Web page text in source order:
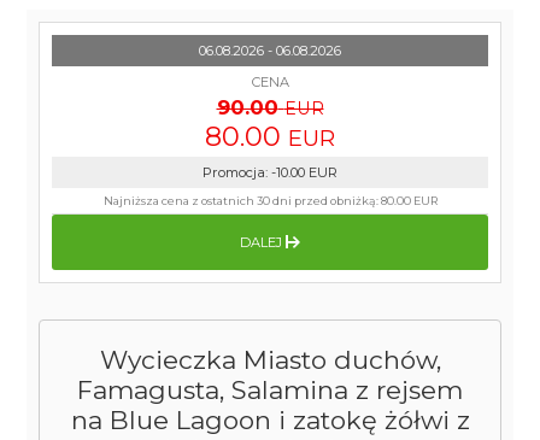
Wycieczka Miasto duchów,
Famagusta, Salamina z rejsem
na Blue Lagoon i zatokę żółwi z
06.08.2026 - 06.08.2026
CENA
90.00 EUR
80.00 EUR
Promocja: -10.00 EUR
Najniższa cena z ostatnich 30 dni przed obniżką:80.00 EUR
DALEJ